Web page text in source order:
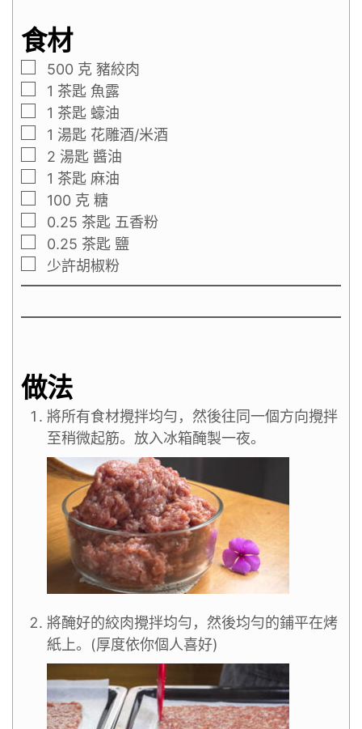
食材
500 克 豬絞肉
1 茶匙 魚露
1 茶匙 蠔油
1 湯匙 花雕酒/米酒
2 湯匙 醬油
1 茶匙 麻油
100 克 糖
0.25 茶匙 五香粉
0.25 茶匙 鹽
少許胡椒粉
做法
將所有食材攪拌均勻，然後往同一個方向攪拌
至稍微起筋。放入冰箱醃製一夜。
將醃好的絞肉攪拌均勻，然後均勻的鋪平在烤
紙上。(厚度依你個人喜好)